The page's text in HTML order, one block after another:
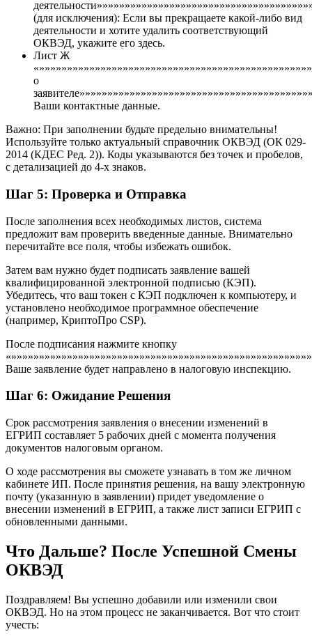
(для исключения): Если вы прекращаете какой-либо вид
деятельности и хотите удалить соответствующий
ОКВЭД, укажите его здесь.
Лист Ж
о
Ваши контактные данные.
Важно: При заполнении будьте предельно внимательны!
Используйте только актуальный справочник ОКВЭД (ОК 029-
2014 (КДЕС Ред. 2)). Коды указываются без точек и пробелов,
с детализацией до 4-х знаков.
Шаг 5: Проверка и Отправка
После заполнения всех необходимых листов, система
предложит вам проверить введенные данные. Внимательно
перечитайте все поля, чтобы избежать ошибок.
Затем вам нужно будет подписать заявление вашей
квалифицированной электронной подписью (КЭП).
Убедитесь, что ваш токен с КЭП подключен к компьютеру, и
установлено необходимое программное обеспечение
(например, КриптоПро CSP).
После подписания нажмите кнопку
Ваше заявление будет направлено в налоговую инспекцию.
Шаг 6: Ожидание Решения
Срок рассмотрения заявления о внесении изменений в
ЕГРИП составляет 5 рабочих дней с момента получения
документов налоговым органом.
О ходе рассмотрения вы сможете узнавать в том же личном
кабинете ИП. После принятия решения, на вашу электронную
почту (указанную в заявлении) придет уведомление о
внесении изменений в ЕГРИП, а также лист записи ЕГРИП с
обновленными данными.
Что Дальше? После Успешной Смены
ОКВЭД
Поздравляем! Вы успешно добавили или изменили свои
ОКВЭД. Но на этом процесс не заканчивается. Вот что стоит
учесть: